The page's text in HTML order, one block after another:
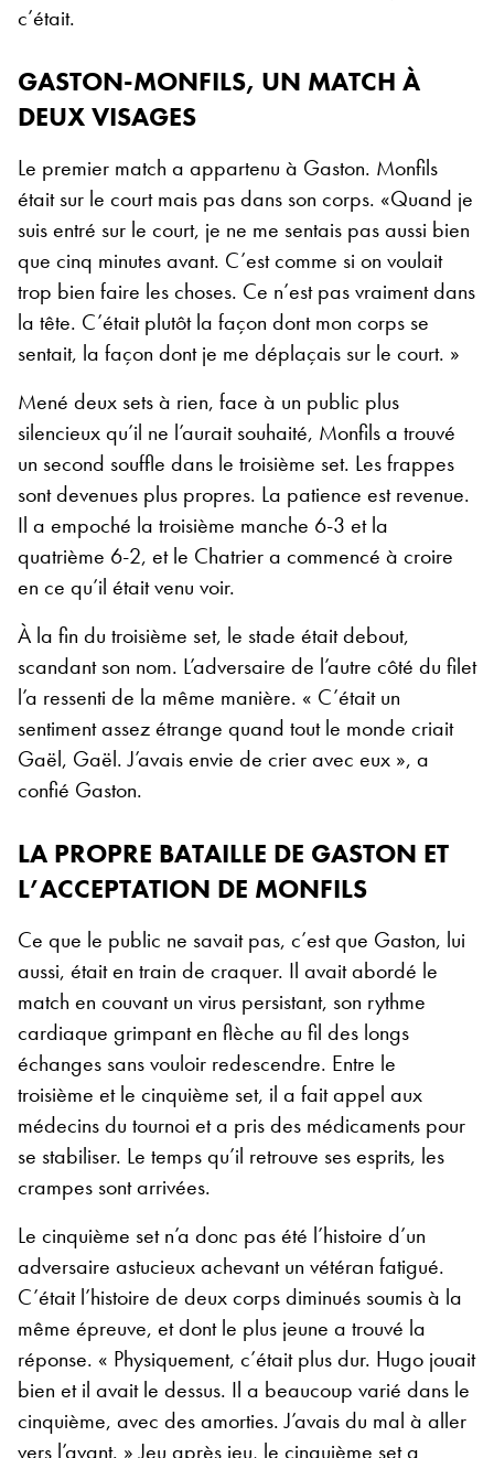
c’était.
GASTON-MONFILS, UN MATCH À
DEUX VISAGES
Le premier match a appartenu à Gaston. Monfils
était sur le court mais pas dans son corps. «Quand je
suis entré sur le court, je ne me sentais pas aussi bien
que cinq minutes avant. C’est comme si on voulait
trop bien faire les choses. Ce n’est pas vraiment dans
la tête. C’était plutôt la façon dont mon corps se
sentait, la façon dont je me déplaçais sur le court. »
Mené deux sets à rien, face à un public plus
silencieux qu’il ne l’aurait souhaité, Monfils a trouvé
un second souffle dans le troisième set. Les frappes
sont devenues plus propres. La patience est revenue.
Il a empoché la troisième manche 6-3 et la
quatrième 6-2, et le Chatrier a commencé à croire
en ce qu’il était venu voir.
À la fin du troisième set, le stade était debout,
scandant son nom. L’adversaire de l’autre côté du filet
l’a ressenti de la même manière. « C’était un
sentiment assez étrange quand tout le monde criait
Gaël, Gaël. J’avais envie de crier avec eux », a
confié Gaston.
LA PROPRE BATAILLE DE GASTON ET
L’ACCEPTATION DE MONFILS
Ce que le public ne savait pas, c’est que Gaston, lui
aussi, était en train de craquer. Il avait abordé le
match en couvant un virus persistant, son rythme
cardiaque grimpant en flèche au fil des longs
échanges sans vouloir redescendre. Entre le
troisième et le cinquième set, il a fait appel aux
médecins du tournoi et a pris des médicaments pour
se stabiliser. Le temps qu’il retrouve ses esprits, les
crampes sont arrivées.
Le cinquième set n’a donc pas été l’histoire d’un
adversaire astucieux achevant un vétéran fatigué.
C’était l’histoire de deux corps diminués soumis à la
même épreuve, et dont le plus jeune a trouvé la
réponse. « Physiquement, c’était plus dur. Hugo jouait
bien et il avait le dessus. Il a beaucoup varié dans le
cinquième, avec des amorties. J’avais du mal à aller
vers l’avant. » Jeu après jeu, le cinquième set a